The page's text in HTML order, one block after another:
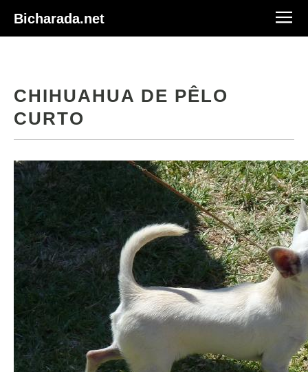
Bicharada.net
CHIHUAHUA DE PÊLO
CURTO